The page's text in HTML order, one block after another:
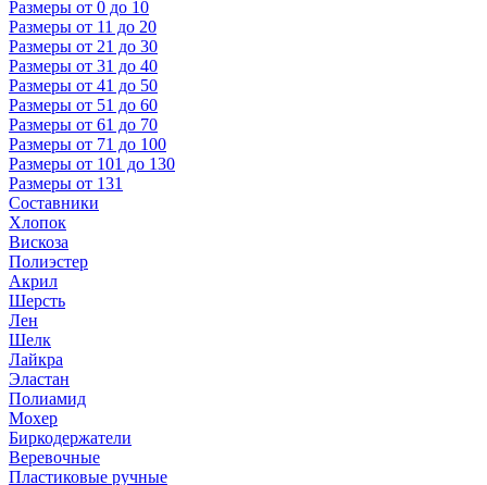
Размеры от 0 до 10
Размеры от 11 до 20
Размеры от 21 до 30
Размеры от 31 до 40
Размеры от 41 до 50
Размеры от 51 до 60
Размеры от 61 до 70
Размеры от 71 до 100
Размеры от 101 до 130
Размеры от 131
Составники
Хлопок
Вискоза
Полиэстер
Акрил
Шерсть
Лен
Шелк
Лайкра
Эластан
Полиамид
Мохер
Биркодержатели
Веревочные
Пластиковые ручные